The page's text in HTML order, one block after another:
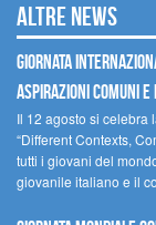
Altre news
GIORNATA
ASPIRAZIONI COMUNI
Il 12 agosto si celebra
“Different Contexts,
tutti i giovani del
giovanile italiano e il